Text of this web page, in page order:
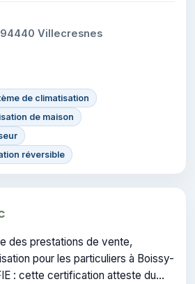
Villecresnes
de climatisation
de maison
réversible
des prestations de vente,
pour les particuliers à Boissy-
: cette certification atteste du